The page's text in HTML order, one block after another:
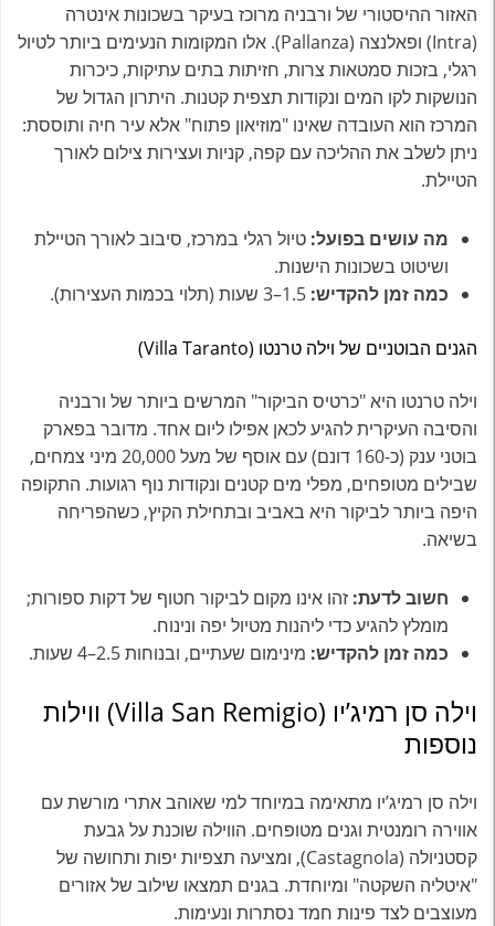
האזור ההיסטורי של ורבניה מרוכז בעיקר בשכונות אינטרה
(Intra) ופאלנצה (Pallanza). אלו המקומות הנעימים ביותר לטיול
רגלי, בזכות סמטאות צרות, חזיתות בתים עתיקות, כיכרות
הנושקות לקו המים ונקודות תצפית קטנות. היתרון הגדול של
המרכז הוא העובדה שאינו "מוזיאון פתוח" אלא עיר חיה ותוססת:
ניתן לשלב את ההליכה עם קפה, קניות ועצירות צילום לאורך
הטיילת.
מה עושים בפועל: טיול רגלי במרכז, סיבוב לאורך הטיילת
ושיטוט בשכונות הישנות.
כמה זמן להקדיש:
הגנים הבוטניים של וילה טרנטו (Villa Taranto)
וילה טרנטו היא "כרטיס הביקור" המרשים ביותר של ורבניה
והסיבה העיקרית להגיע לכאן אפילו ליום אחד. מדובר בפארק
בוטני ענק (כ-160 דונם) עם אוסף של מעל 20,000 מיני צמחים,
שבילים מטופחים, מפלי מים קטנים ונקודות נוף רגועות. התקופה
היפה ביותר לביקור היא באביב ובתחילת הקיץ, כשהפריחה
בשיאה.
חשוב לדעת: זהו אינו מקום לביקור חטוף של דקות ספורות;
מומלץ להגיע כדי ליהנות מטיול יפה ונינוח.
כמה זמן להקדיש: מינימום שעתיים, ובנוחות 2.5–4 שעות.
וילה סן רמיג’יו (Villa San Remigio) ווילות
נוספות
וילה סן רמיג’יו מתאימה במיוחד למי שאוהב אתרי מורשת עם
אווירה רומנטית וגנים מטופחים. הווילה שוכנת על גבעת
קסטניולה (Castagnola), ומציעה תצפיות יפות ותחושה של
"איטליה השקטה" ומיוחדת. בגנים תמצאו שילוב של אזורים
מעוצבים לצד פינות חמד נסתרות ונעימות.